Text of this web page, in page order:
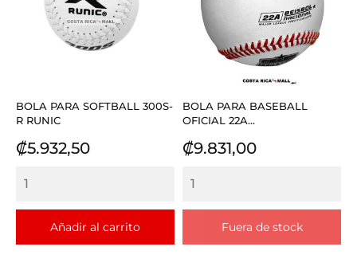
BOLA PARA SOFTBALL 300S-
R RUNIC
Precio
₡5.932,50
Añadir al carrito
BOLA PARA BASEBALL
OFICIAL 22A...
Precio
₡9.831,00
Fuera de stock